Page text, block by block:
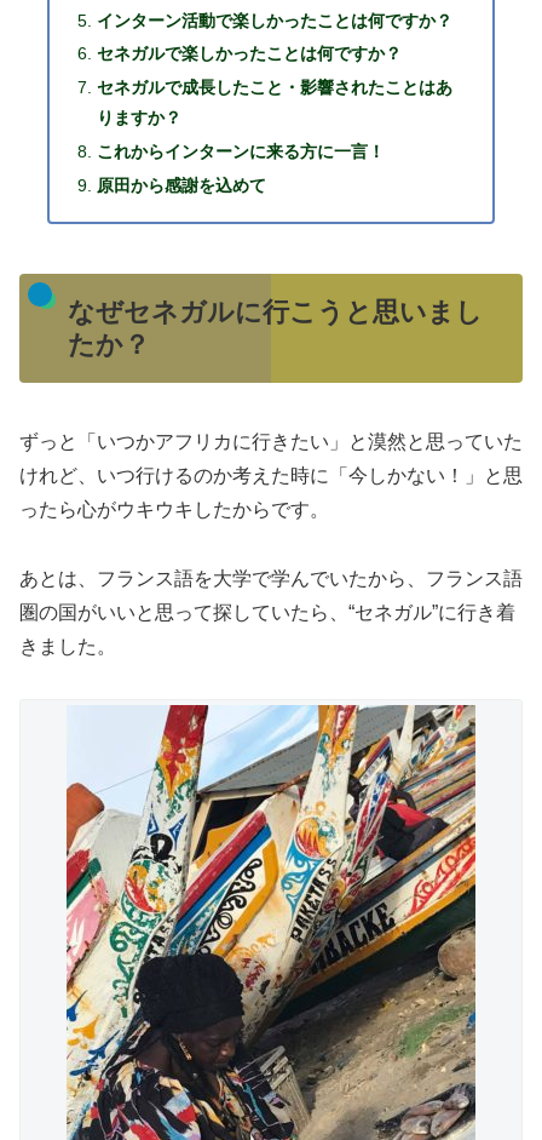
インターン活動で楽しかったことは何ですか？
セネガルで楽しかったことは何ですか？
セネガルで成長したこと・影響されたことはあ
りますか？
これからインターンに来る方に一言！
原田から感謝を込めて
なぜセネガルに行こうと思いまし
たか？
ずっと「いつかアフリカに行きたい」と漠然と思っていた
けれど、いつ行けるのか考えた時に「今しかない！」と思
ったら心がウキウキしたからです。
あとは、フランス語を大学で学んでいたから、フランス語
圏の国がいいと思って探していたら、“セネガル”に行き着
きました。